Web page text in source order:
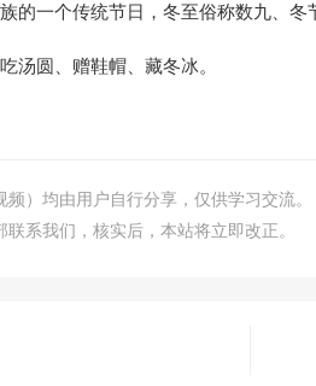
的一个传统节日，冬至俗称数九、冬
汤圆、赠鞋帽、藏冬冰。
）均由用户自行分享，仅供学习交流。
系我们，核实后，本站将立即改正。